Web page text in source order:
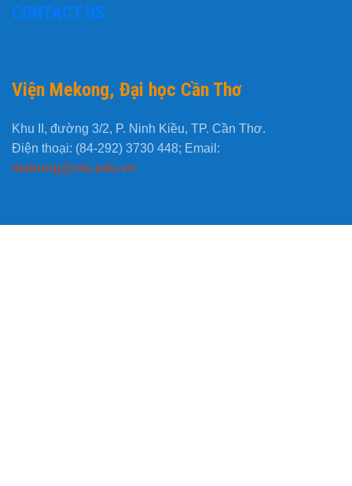
CONTACT US
Viện Mekong, Đại học Cần Thơ
Khu II, đường 3/2, P. Ninh Kiều, TP. Cần Thơ.
Điện thoại: (84-292) 3730 448; Email:
mekong@ctu.edu.vn